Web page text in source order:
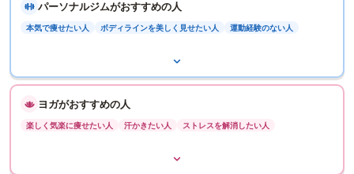
パーソナルジムがおすすめの人
本気で痩せたい人 ボディラインを美しく見せたい人 運動経験のない人
ヨガがおすすめの人
楽しく気楽に痩せたい人 汗かきたい人 ストレスを解消したい人